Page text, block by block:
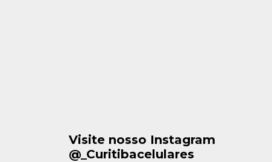
Visite nosso Instagram
@_Curitibacelulares